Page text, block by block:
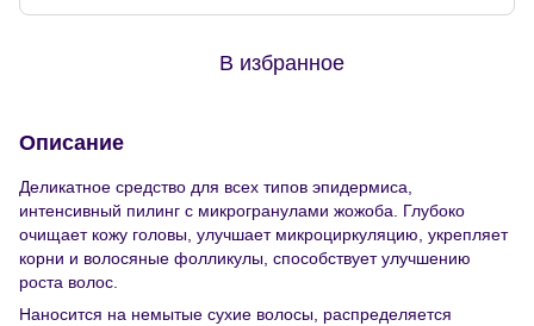
В избранное
Описание
Деликатное средство для всех типов эпидермиса,
интенсивный пилинг с микрогранулами жожоба. Глубоко
очищает кожу головы, улучшает микроциркуляцию, укрепляет
корни и волосяные фолликулы, способствует улучшению
роста волос.
Наносится на немытые сухие волосы, распределяется